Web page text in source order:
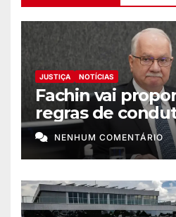
JUSTIÇA NOTÍCIAS
Fachin vai
regras de
NENHUM COMENTÁRIO